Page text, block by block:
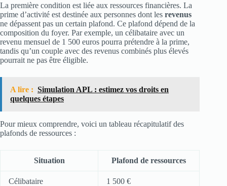
La première condition est liée aux ressources financières. La
prime d’activité est destinée aux personnes dont les revenus
ne dépassent pas un certain plafond. Ce plafond dépend de la
composition du foyer. Par exemple, un célibataire avec un
revenu mensuel de 1 500 euros pourra prétendre à la prime,
tandis qu’un couple avec des revenus combinés plus élevés
pourrait ne pas être éligible.
A lire : Simulation APL : estimez vos droits en
quelques étapes
Pour mieux comprendre, voici un tableau récapitulatif des
plafonds de ressources :
Situation Plafond de ressources
Célibataire 1 500 €